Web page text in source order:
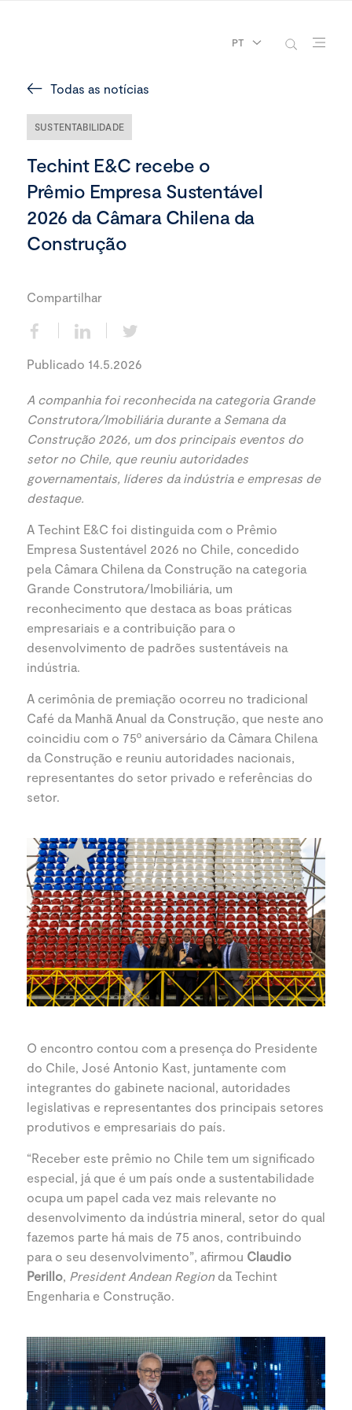
PT
Todas as notícias
SUSTENTABILIDADE
Techint E&C recebe o
Prêmio Empresa Sustentável
2026 da Câmara Chilena da
Construção
Compartilhar
Publicado 14.5.2026
A companhia foi reconhecida na categoria Grande
Construtora/Imobiliária durante a Semana da
Construção 2026, um dos principais eventos do
setor no Chile, que reuniu autoridades
governamentais, líderes da indústria e empresas de
destaque.
A Techint E&C foi distinguida com o Prêmio
Empresa Sustentável 2026 no Chile, concedido
pela Câmara Chilena da Construção na categoria
Grande Construtora/Imobiliária, um
reconhecimento que destaca as boas práticas
empresariais e a contribuição para o
desenvolvimento de padrões sustentáveis na
indústria.
A cerimônia de premiação ocorreu no tradicional
Café da Manhã Anual da Construção, que neste ano
coincidiu com o 75º aniversário da Câmara Chilena
da Construção e reuniu autoridades nacionais,
representantes do setor privado e referências do
setor.
O encontro contou com a presença do Presidente
do Chile, José Antonio Kast, juntamente com
integrantes do gabinete nacional, autoridades
legislativas e representantes dos principais setores
produtivos e empresariais do país.
“Receber este prêmio no Chile tem um significado
especial, já que é um país onde a sustentabilidade
ocupa um papel cada vez mais relevante no
desenvolvimento da indústria mineral, setor do qual
fazemos parte há mais de 75 anos, contribuindo
para o seu desenvolvimento”, afirmou Claudio
Perillo, President Andean Region da Techint
Engenharia e Construção.